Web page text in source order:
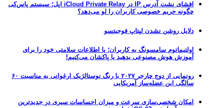
افشای نشت آدرس IP در iCloud Private Relay اپل؛ سیستم پاس‌کی
چگونه حریم خصوصی کاربران را لو می‌دهد؟
دلایل روشن نشدن لپتاپ فوجیتسو
اولتیماتوم سامسونگ به کاربران؛ یا اطلاعات سلامتی خود را برای
آموزش هوش مصنوعی بدهید یا پاکشان می‌کنیم!
رونمایی از دوج چارجر ۲۰۲۷ با رنگ نوستالژیک ارغوانی به مناسبت ۶۰
سالگی این عضله‌ساز آمریکایی
امکان شخصی‌سازی سرعت و میزان احساسات سیری در جدیدترین